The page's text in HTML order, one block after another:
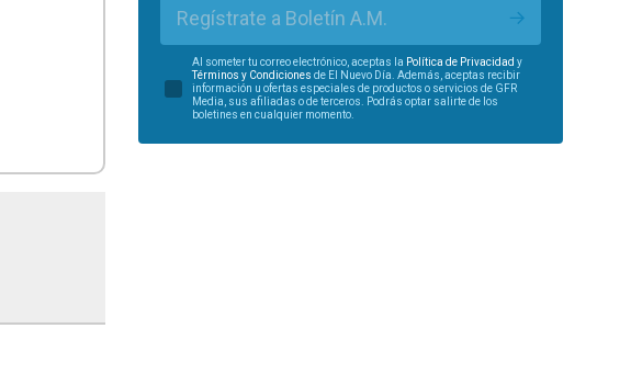
Regístrate a Boletín A.M.
Al someter tu correo electrónico, aceptas la Política de Privacidad y
Términos y Condiciones de El Nuevo Día. Además, aceptas recibir
información u ofertas especiales de productos o servicios de GFR
Media, sus afiliadas o de terceros. Podrás optar salirte de los
boletines en cualquier momento.